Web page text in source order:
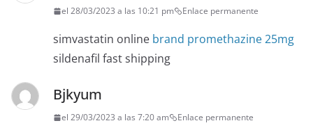
el 28/03/2023 a las 10:21 pm Enlace permanente
simvastatin online brand promethazine 25mg
sildenafil fast shipping
Bjkyum
el 29/03/2023 a las 7:20 am Enlace permanente